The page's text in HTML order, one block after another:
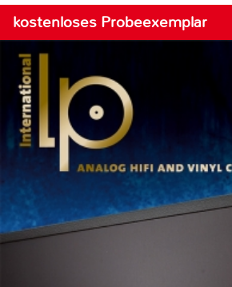
kostenloses Probeexemplar